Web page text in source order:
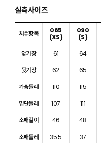
실측사이즈
치수항목
085
(XS)
090
(S)
앞기장
61 64
뒷기장
62 65
가슴둘레
110 115
밑단둘레
107 111
소매길이
46 48
소매둘레
35.5 37